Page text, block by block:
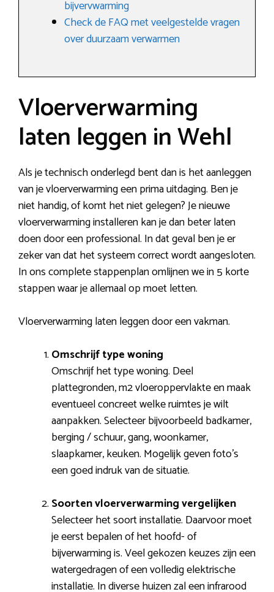
bijvervwarming
Check de FAQ met veelgestelde vragen
over duurzaam verwarmen
Vloerverwarming
laten leggen in Wehl
Als je technisch onderlegd bent dan is het aanleggen
van je vloerverwarming een prima uitdaging. Ben je
niet handig, of komt het niet gelegen? Je nieuwe
vloerverwarming installeren kan je dan beter laten
doen door een professional. In dat geval ben je er
zeker van dat het systeem correct wordt aangesloten.
In ons complete stappenplan omlijnen we in 5 korte
stappen waar je allemaal op moet letten.
Vloerverwarming laten leggen door een vakman.
Omschrijf type woning
Omschrijf het type woning. Deel
plattegronden, m2 vloeroppervlakte en maak
eventueel concreet welke ruimtes je wilt
aanpakken. Selecteer bijvoorbeeld badkamer,
berging / schuur, gang, woonkamer,
slaapkamer, keuken. Mogelijk geven foto’s
een goed indruk van de situatie.
Soorten vloerverwarming vergelijken
Selecteer het soort installatie. Daarvoor moet
je eerst bepalen of het hoofd- of
bijverwarming is. Veel gekozen keuzes zijn een
watergedragen of een volledig elektrische
installatie. In diverse huizen zal een infrarood